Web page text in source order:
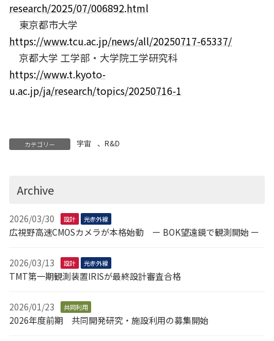
research/2025/07/006892.html
東京都市大学
https://www.tcu.ac.jp/news/all/20250717-65337/
京都大学 工学部・大学院工学研究科
https://www.t.kyoto-
u.ac.jp/ja/research/topics/20250716-1
カテゴリー 宇宙 、 R&D
Archive
2026/03/30 設計 光赤外線
広視野高速CMOSカメラが本格始動 ー BOK望遠鏡で観測開始 ー
2026/03/13 設計 光赤外線
TMT第一期観測装置IRISが最終設計審査合格
2026/01/23 共同利用
2026年度前期 共同開発研究・施設利用の募集開始